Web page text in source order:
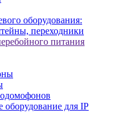
оборудования:
переходники
питания
оборудование для IP